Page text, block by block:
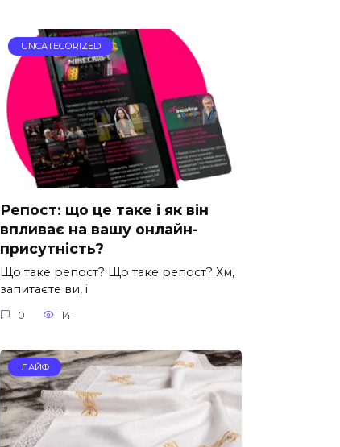
UNCATEGORIZED
Репост: що це таке і як він
впливає на вашу онлайн-
присутність?
Що таке репост? Що таке репост? Хм,
запитаєте ви, і
0 14
ЛАЙФ